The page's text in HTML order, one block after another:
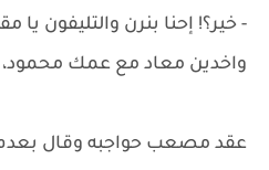
- خير؟! إحنا بنرن والتليفون يا
واخدين معاد مع عمك محمود،
عقد مصعب حواجبه وقال